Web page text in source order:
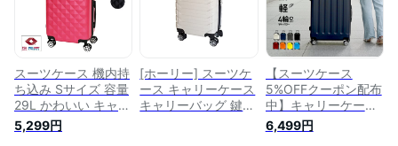
い TSAロック 軽量
重さ約2.1kg～ 静音
ダブルキャスター 8
輪 suitcase
可愛い キャリーバッ
グ 軽量 重さ約
2.1kg〜 静音 ダブル
suitcase
スーツケース 機内持
ち込み Sサイズ 容量
29L かわいい キャリ
ーケース【送料無
料】S 可愛い 修学旅
5,299円
[ホーリー] スーツケ
ース キャリーケース
キャリーバッグ 鍵な
【スーツケース
5%OFFクーポン配布
中】キャリーケース l
サイズ スーツケース
容量98L L キャリー
6,499円